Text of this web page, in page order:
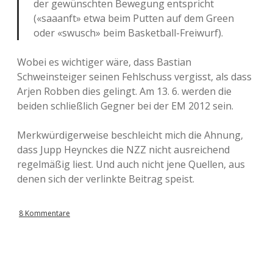
der gewünschten Bewegung entspricht
(«saaanft» etwa beim Putten auf dem Green
oder «swusch» beim Basketball-Freiwurf).
Wobei es wichtiger wäre, dass Bastian
Schweinsteiger seinen Fehlschuss vergisst, als dass
Arjen Robben dies gelingt. Am 13. 6. werden die
beiden schließlich Gegner bei der EM 2012 sein.
Merkwürdigerweise beschleicht mich die Ahnung,
dass Jupp Heynckes die NZZ nicht ausreichend
regelmäßig liest. Und auch nicht jene Quellen, aus
denen sich der verlinkte Beitrag speist.
8 Kommentare